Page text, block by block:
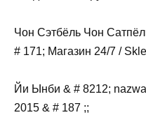
Чон Сэтбёль Чон
# 171; Магазин 24/7 /
Йи Ынби & # 8212;
2015 & # 187 ;;